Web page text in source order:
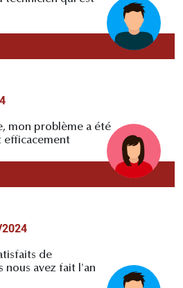
mon problème a été
efficacement
de
nous avez fait l'an